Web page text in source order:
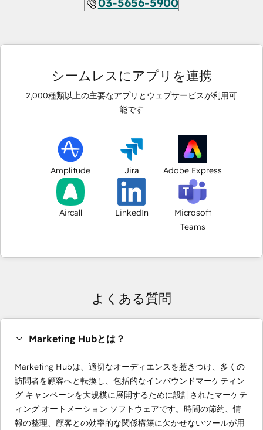
シームレスにアプリを連携
2,000種類以上の主要なアプリとウェブサービスが利用可
能です
Amplitude Jira Adobe Express
Aircall LinkedIn
Microsoft
Teams
よくある質問
Marketing Hubとは？
Marketing Hubは、適切なオーディエンスを惹きつけ、多くの
訪問者を顧客へと転換し、包括的なインバウンドマーケティン
グ キャンペーンを大規模に展開するために設計されたマーケテ
ィング オートメーション ソフトウェアです。時間の節約、情
報の整理、顧客との効率的な関係構築に欠かせないツールが用